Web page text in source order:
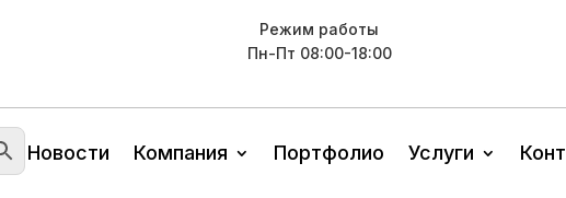
Режим работы
Пн-Пт 08:00-18:00
Новости Компания Портфолио Услуги